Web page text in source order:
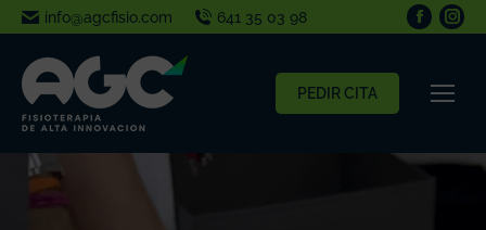
info@agcfisio.com 641 35 03 98
PEDIR CITA